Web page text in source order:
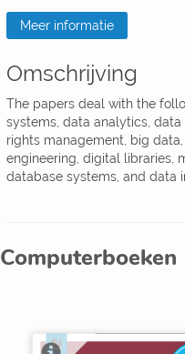
Meer informatie
Omschrijving
The papers deal with the
systems, data analytics,
rights management, big
engineering, digital libraries,
database systems, and data
Computerboeken